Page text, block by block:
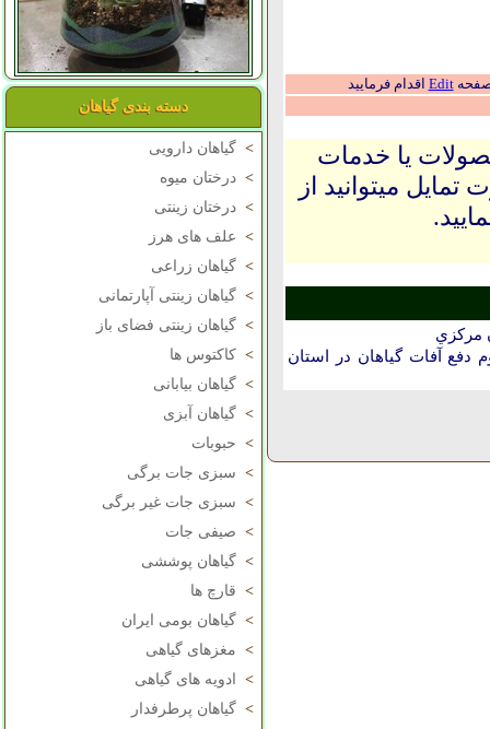
دسته بندی گیاهان
> گیاهان دارویی
> درختان میوه
> درختان زینتی
> علف های هرز
> گیاهان زراعی
> گیاهان زینتی آپارتمانی
> گیاهان زینتی فضای باز
> کاکتوس ها
> گیاهان بیابانی
> گیاهان آبزی
> حبوبات
> سبزی جات برگی
> سبزی جات غیر برگی
> صیفی جات
> گیاهان پوششی
> قارچ ها
> گیاهان بومی ایران
> مغزهای گیاهی
>
ادویه های گیاهی
> گیاهان پرطرفدار
صفحهEdit اقدام فرمایید
یا خدمات
میتوانید از
مركزي
آفات گیاهان در استان